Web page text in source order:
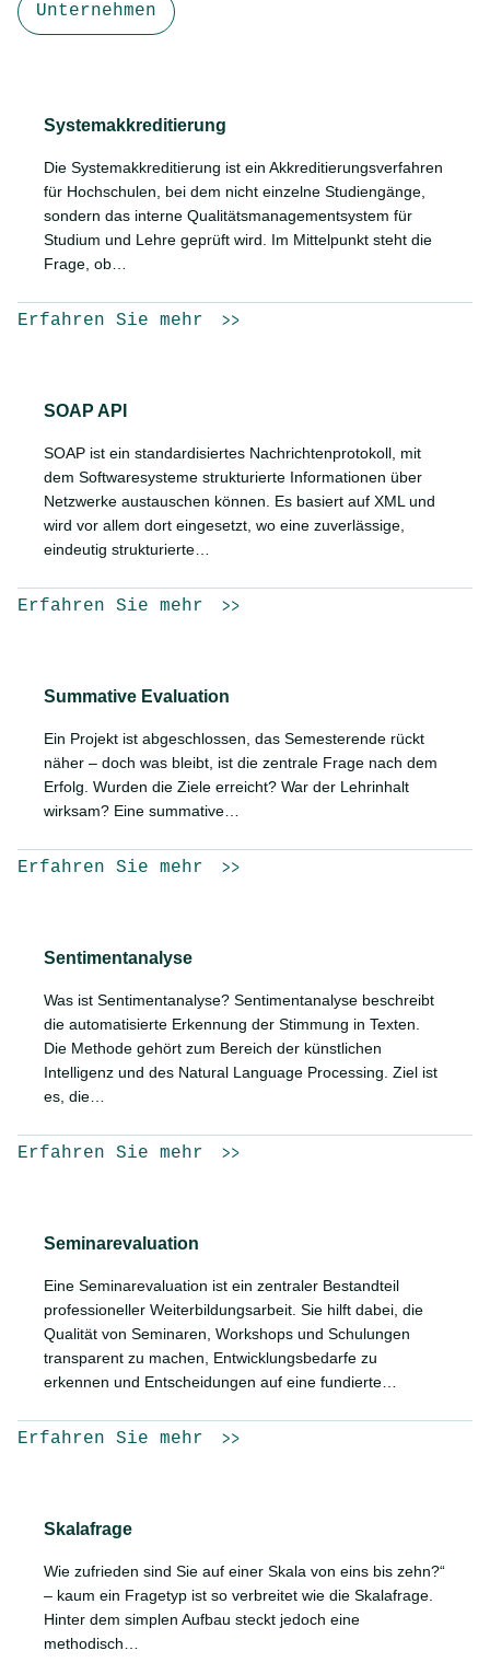
Unternehmen
Systemakkreditierung
Die Systemakkreditierung ist ein Akkreditierungsverfahren
für Hochschulen, bei dem nicht einzelne Studiengänge,
sondern das interne Qualitätsmanagementsystem für
Studium und Lehre geprüft wird. Im Mittelpunkt steht die
Frage, ob…
Erfahren Sie mehr
SOAP API
SOAP ist ein standardisiertes Nachrichtenprotokoll, mit
dem Softwaresysteme strukturierte Informationen über
Netzwerke austauschen können. Es basiert auf XML und
wird vor allem dort eingesetzt, wo eine zuverlässige,
eindeutig strukturierte…
Erfahren Sie mehr
Summative Evaluation
Ein Projekt ist abgeschlossen, das Semesterende rückt
näher – doch was bleibt, ist die zentrale Frage nach dem
Erfolg. Wurden die Ziele erreicht? War der Lehrinhalt
wirksam? Eine summative…
Erfahren Sie mehr
Sentimentanalyse
Was ist Sentimentanalyse? Sentimentanalyse beschreibt
die automatisierte Erkennung der Stimmung in Texten.
Die Methode gehört zum Bereich der künstlichen
Intelligenz und des Natural Language Processing. Ziel ist
es, die…
Erfahren Sie mehr
Seminarevaluation
Eine Seminarevaluation ist ein zentraler Bestandteil
professioneller Weiterbildungsarbeit. Sie hilft dabei, die
Qualität von Seminaren, Workshops und Schulungen
transparent zu machen, Entwicklungsbedarfe zu
erkennen und Entscheidungen auf eine fundierte…
Erfahren Sie mehr
Skalafrage
Wie zufrieden sind Sie auf einer Skala von eins bis zehn?“
– kaum ein Fragetyp ist so verbreitet wie die Skalafrage.
Hinter dem simplen Aufbau steckt jedoch eine
methodisch…